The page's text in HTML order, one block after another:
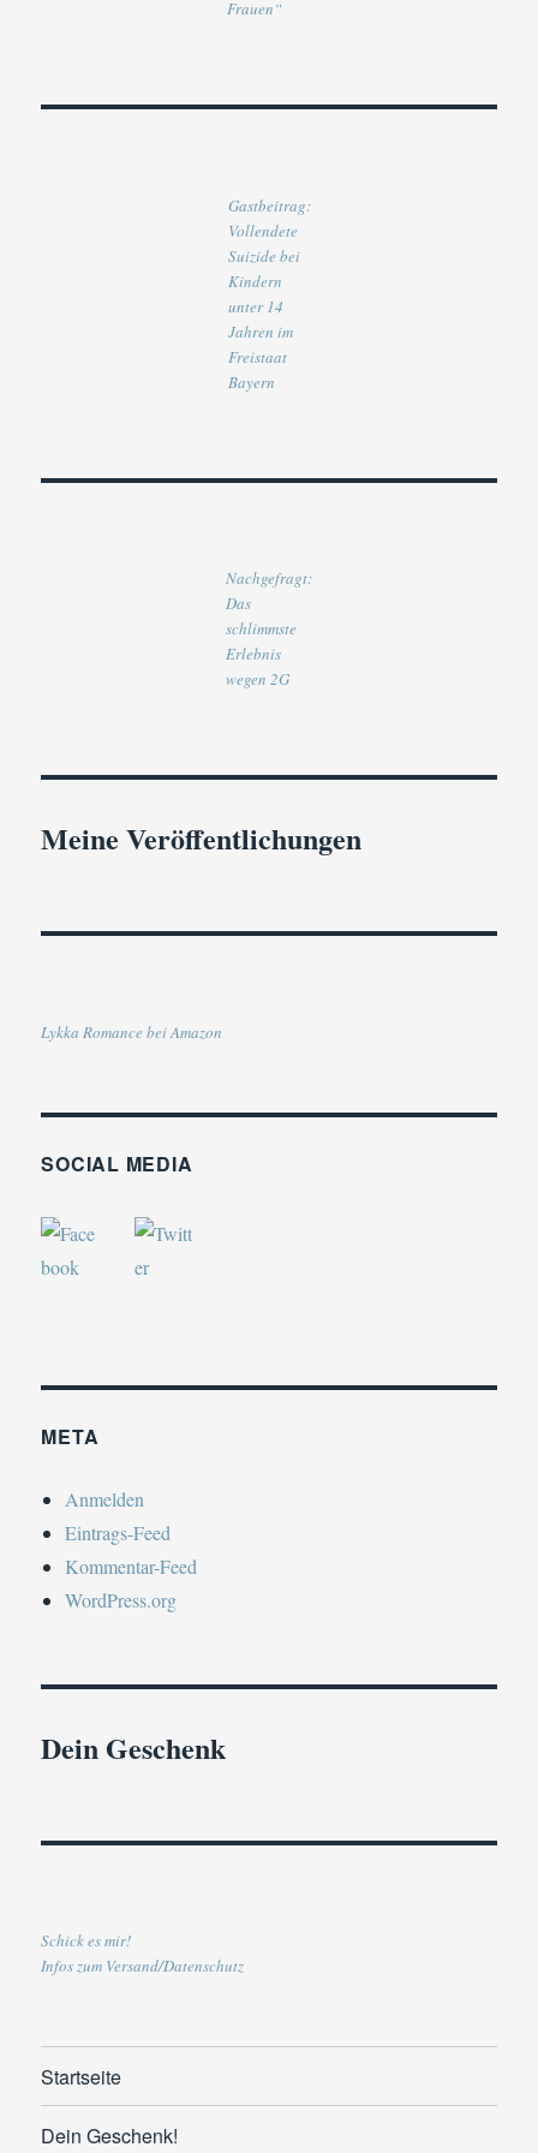
Frauen“
Gastbeitrag:
Vollendete
Suizide bei
Kindern
unter 14
Jahren im
Freistaat
Bayern
Nachgefragt:
Das
schlimmste
Erlebnis
wegen 2G
Meine Veröffentlichungen
Lykka Romance bei Amazon
SOCIAL MEDIA
META
Anmelden
Eintrags-Feed
Kommentar-Feed
WordPress.org
Dein Geschenk
Schick es mir!
Infos zum Versand/Datenschutz
Startseite
Dein Geschenk!